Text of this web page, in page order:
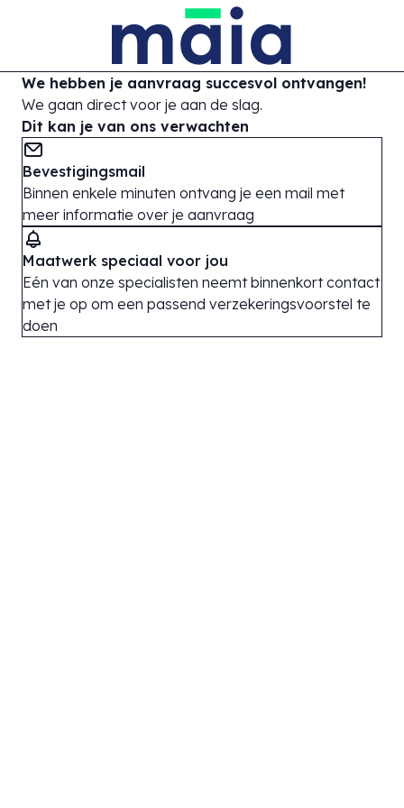
We hebben je aanvraag succesvol ontvangen!
We gaan direct voor je aan de slag.
Dit kan je van ons verwachten
Bevestigingsmail
Binnen enkele minuten ontvang je een mail met
meer informatie over je aanvraag
Maatwerk speciaal voor jou
Eén van onze specialisten neemt binnenkort contact
met je op om een passend verzekeringsvoorstel te
doen